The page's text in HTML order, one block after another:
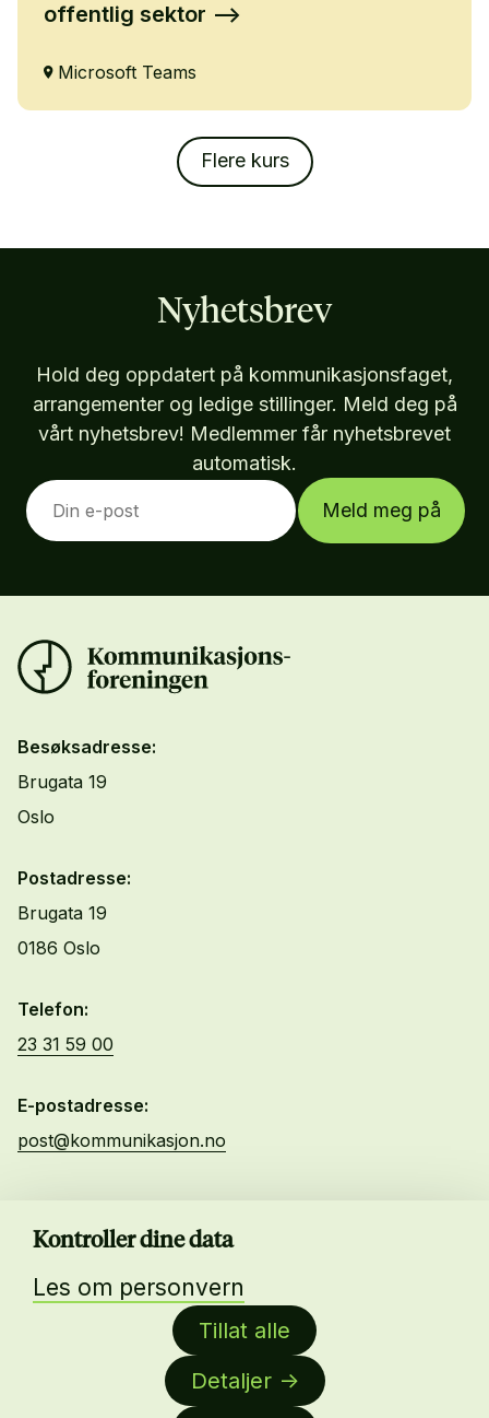
Kontroller dine data
Tillat alle
Detaljer
Les om personvern
offentlig sektor
Microsoft Teams
Flere kurs
Nyhetsbrev
Hold deg oppdatert på kommunikasjonsfaget,
arrangementer og ledige stillinger. Meld deg på
vårt nyhetsbrev! Medlemmer får nyhetsbrevet
automatisk.
Meld meg på
Besøksadresse:
Brugata 19
Oslo
Postadresse:
Brugata 19
0186 Oslo
Telefon:
23 31 59 00
E-postadresse:
post@kommunikasjon.no
Lønnskalkulator
Bli medlem